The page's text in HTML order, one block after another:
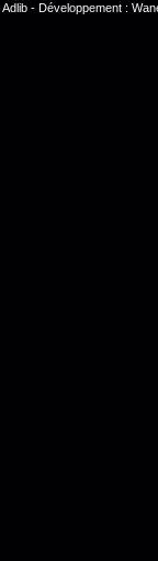
Adlib- Développement :